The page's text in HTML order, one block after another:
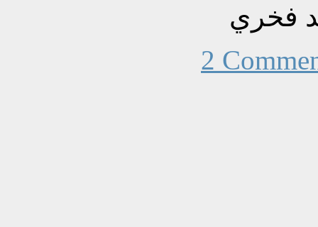
فخري
2